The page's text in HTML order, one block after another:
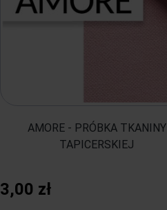
AMORE - PRÓBKA TKANINY
TAPICERSKIEJ
3,00 zł